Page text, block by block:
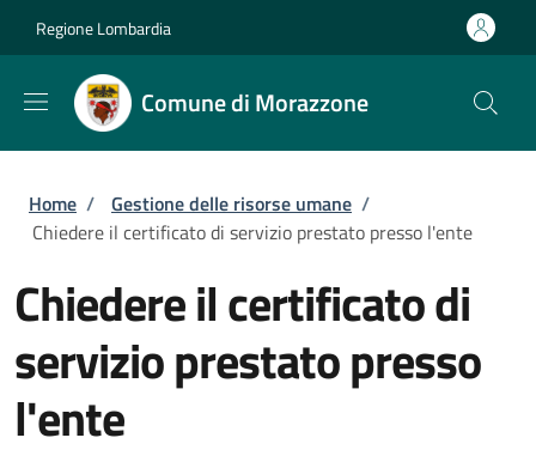
Regione Lombardia
Comune di Morazzone
Briciole di pane
Home / Gestione delle risorse umane /
Chiedere il certificato di servizio prestato presso l'ente
Chiedere il certificato di
servizio prestato presso
l'ente